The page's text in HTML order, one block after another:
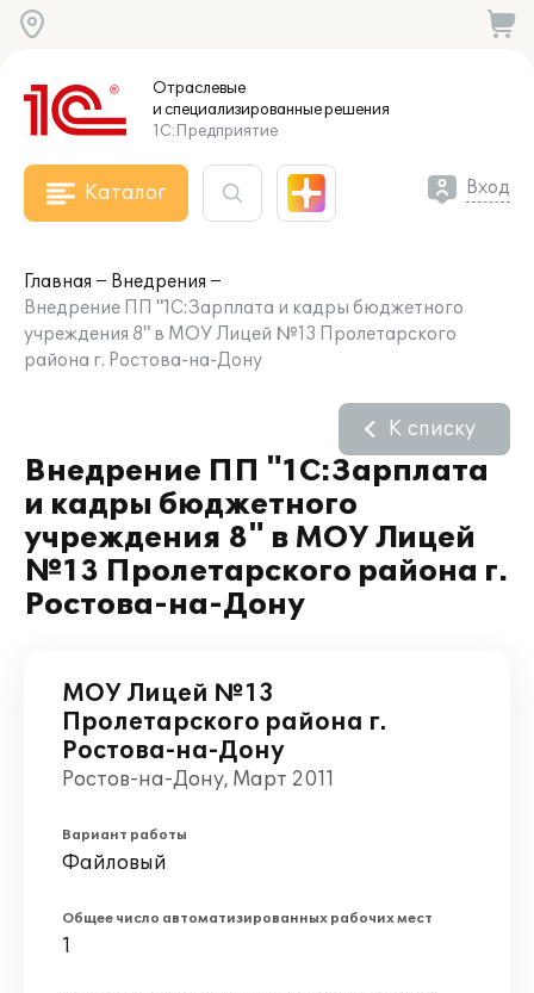
Отраслевые
и специализированныерешения
1С:Предприятие
Каталог Вход
Главная
Внедрения
Внедрение ПП "1С:Зарплата и кадры бюджетного
учреждения 8" в МОУ Лицей №13 Пролетарского
района г. Ростова-на-Дону
Внедрение ПП "1С:Зарплата
и кадры бюджетного
учреждения 8" в МОУ Лицей
№13 Пролетарского района г.
Ростова-на-Дону
К списку
МОУ Лицей №13
Пролетарского района г.
Ростова-на-Дону
Ростов-на-Дону, Март 2011
Вариант работы
Файловый
Общее число автоматизированных рабочих мест
1